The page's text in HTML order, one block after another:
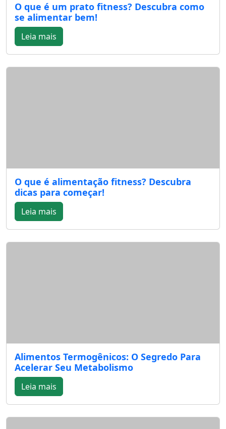
O que é um prato fitness? Descubra como
se alimentar bem!
Leia mais
O que é alimentação fitness? Descubra
dicas para começar!
Leia mais
Alimentos Termogênicos: O Segredo Para
Acelerar Seu Metabolismo
Leia mais